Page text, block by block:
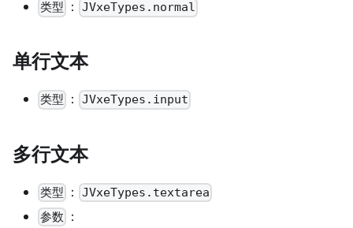
类型 ： JVxeTypes.normal
单行文本
类型 ： JVxeTypes.input
多行文本
类型 ： JVxeTypes.textarea
参数
：